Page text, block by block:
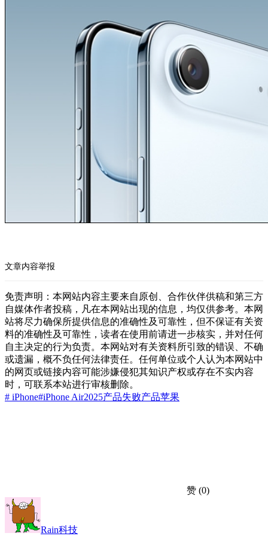
文章内容举报
免责声明：本网站内容主要来自原创、合作伙伴供稿和第三方
自媒体作者投稿，凡在本网站出现的信息，均仅供参考。本网
站将尽力确保所提供信息的准确性及可靠性，但不保证有关资
料的准确性及可靠性，读者在使用前请进一步核实，并对任何
自主决定的行为负责。本网站对有关资料所引致的错误、不确
或遗漏，概不负任何法律责任。任何单位或个人认为本网站中
的网页或链接内容可能涉嫌侵犯其知识产权或存在不实内容
时，可联系本站进行审核删除。
# iPhone#iPhone Air2025产品失败产品苹果
赞 (0)
Rain科技